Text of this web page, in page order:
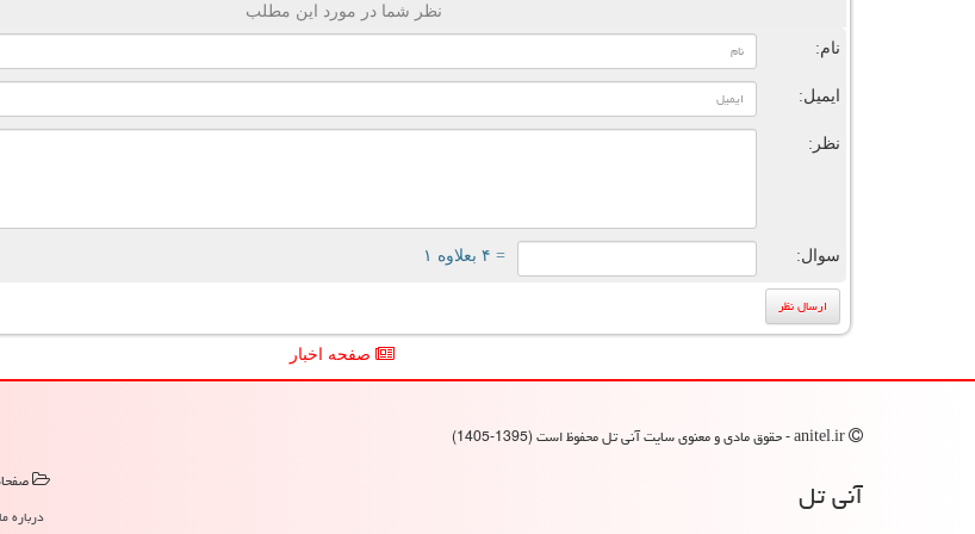
نظر شما در مورد این مطلب
نام:
ایمیل:
نظر:
سوال: = ۴ بعلاوه ۱
صفحه اخبار
آنی تل
درباره ما